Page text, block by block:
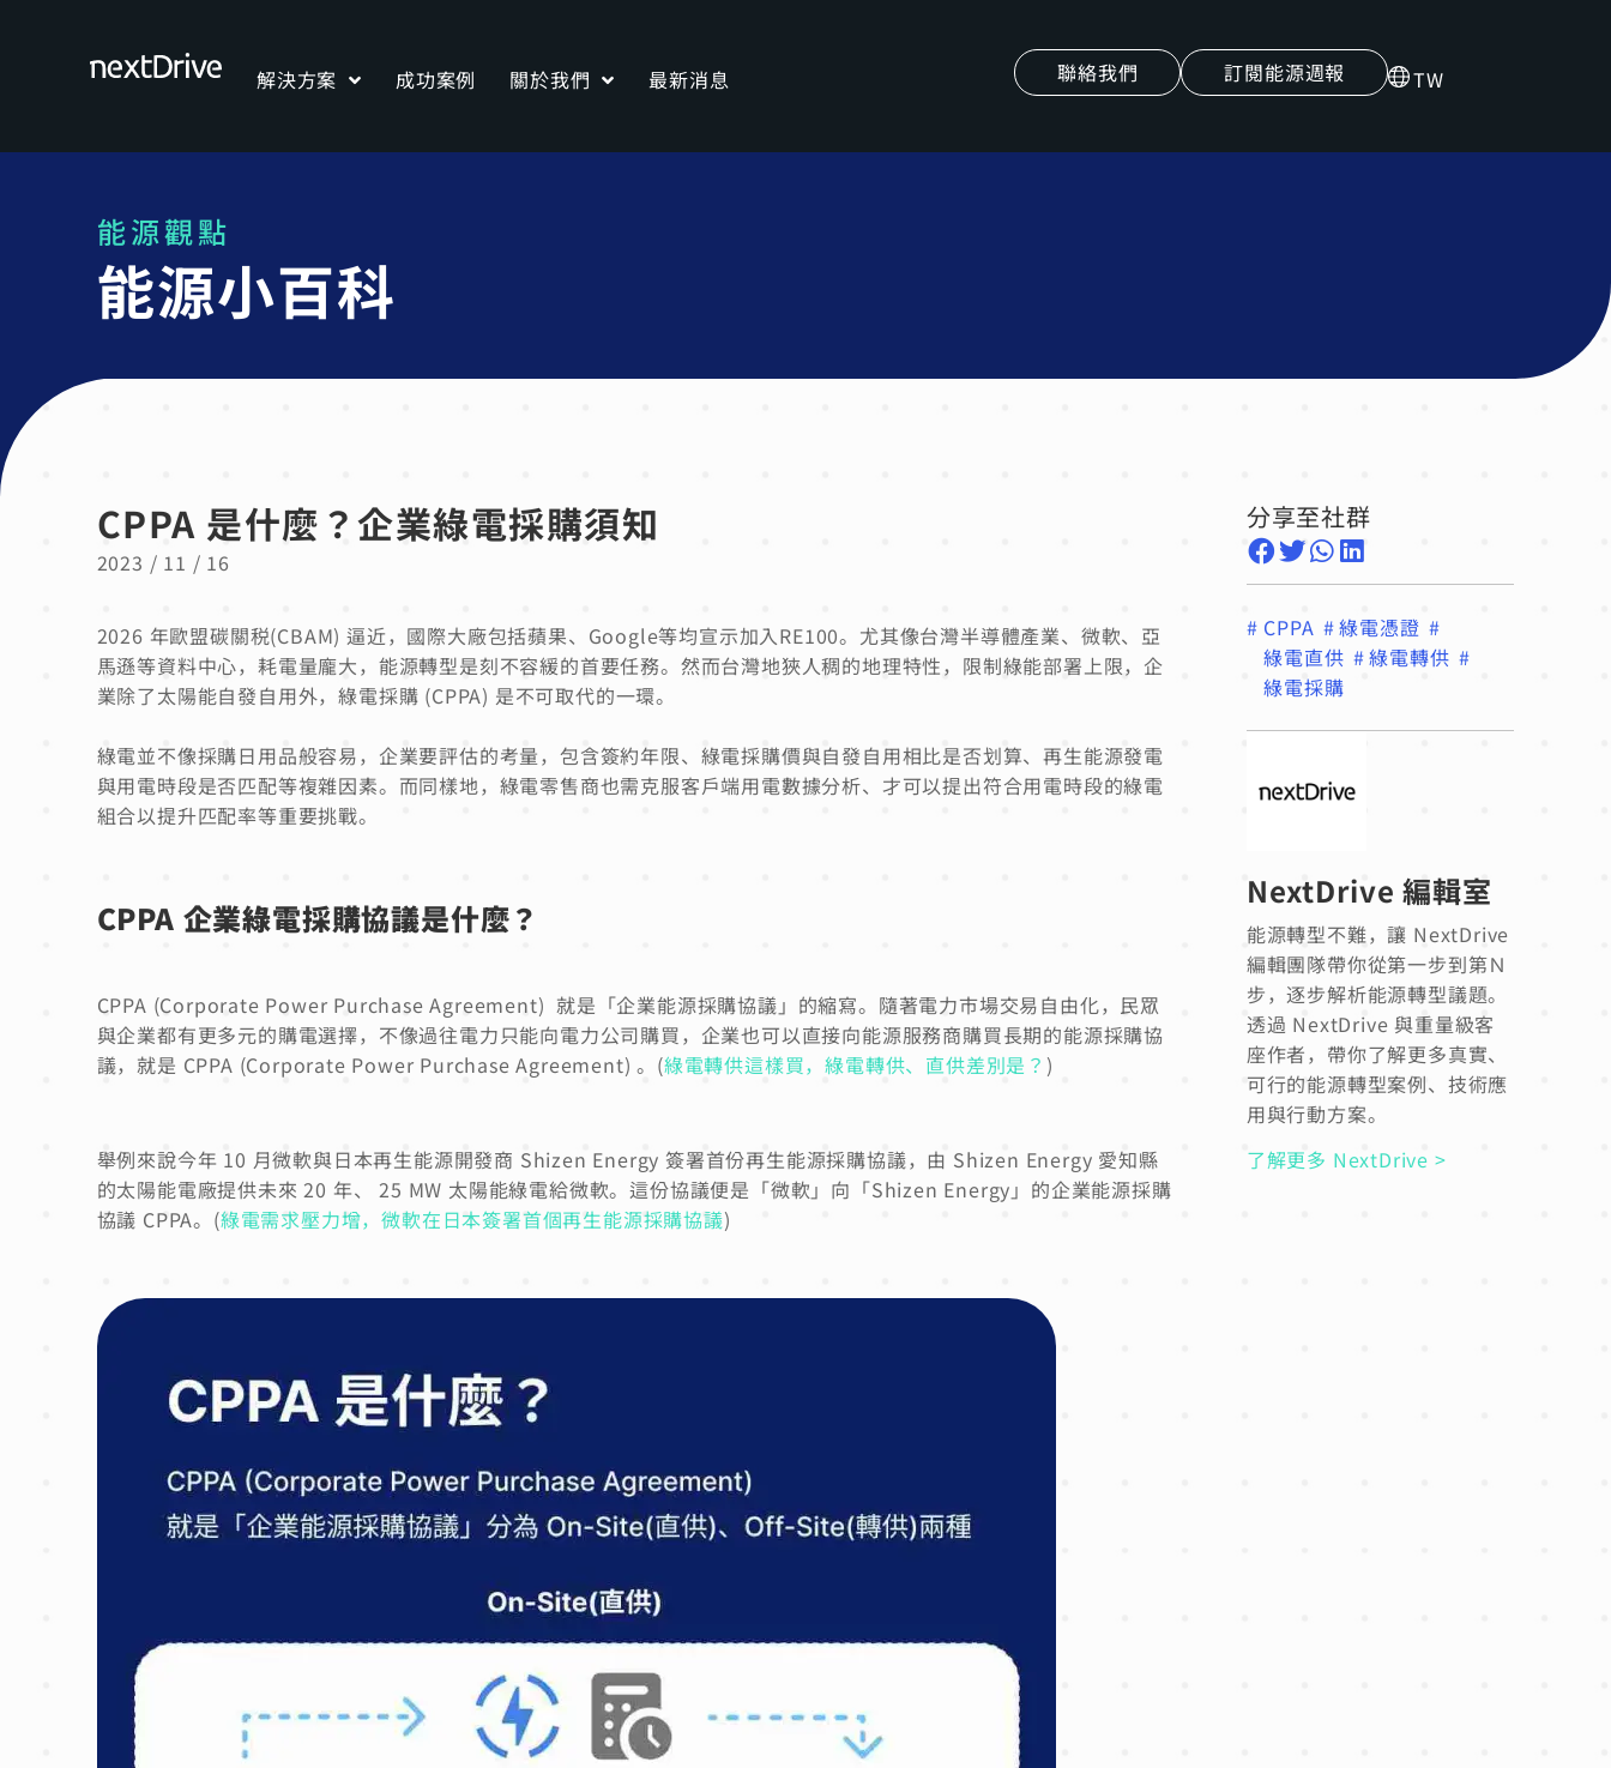
解決方案 成功案例 關於我們 最新消息 聯絡我們 訂閱能源週報 TW
能源觀點
能源小百科
CPPA 是什麼？企業綠電採購須知
2023 / 11 / 16
2026 年歐盟碳關税(CBAM) 逼近，國際大廠包括蘋果、Google等均宣示加入RE100。尤其像台灣半導體產業、微軟、亞
馬遜等資料中心，耗電量龐大，能源轉型是刻不容緩的首要任務。然而台灣地狹人稠的地理特性，限制綠能部署上限，企
業除了太陽能自發自用外，綠電採購 (CPPA) 是不可取代的一環。
綠電並不像採購日用品般容易，企業要評估的考量，包含簽約年限、綠電採購價與自發自用相比是否划算、再生能源發電
與用電時段是否匹配等複雜因素。而同樣地，綠電零售商也需克服客戶端用電數據分析、才可以提出符合用電時段的綠電
組合以提升匹配率等重要挑戰。
CPPA 企業綠電採購協議是什麼？
CPPA (Corporate Power Purchase Agreement) 就是「企業能源採購協議」的縮寫。隨著電力市場交易自由化，民眾
與企業都有更多元的購電選擇，不像過往電力只能向電力公司購買，企業也可以直接向能源服務商購買長期的能源採購協
議，就是 CPPA (Corporate Power Purchase Agreement) 。(綠電轉供這樣買，綠電轉供、直供差別是？ )
舉例來說今年 10 月微軟與日本再生能源開發商 Shizen Energy 簽署首份再生能源採購協議，由 Shizen Energy 愛知縣
的太陽能電廠提供未來 20 年、 25 MW 太陽能綠電給微軟。這份協議便是「微軟」向「Shizen Energy」的企業能源採購
協議 CPPA。(綠電需求壓力增，微軟在日本簽署首個再生能源採購協議)
分享至社群
# CPPA #綠電憑證 #
綠電直供 #綠電轉供 #
綠電採購
NextDrive 編輯室
能源轉型不難，讓 NextDrive
編輯團隊帶你從第一步到第Ｎ
步，逐步解析能源轉型議題。
透過 NextDrive 與重量級客
座作者，帶你了解更多真實、
可行的能源轉型案例、技術應
用與行動方案。
了解更多 NextDrive >